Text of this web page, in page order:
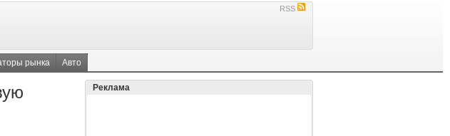
RSS
рынка Авто
Реклама